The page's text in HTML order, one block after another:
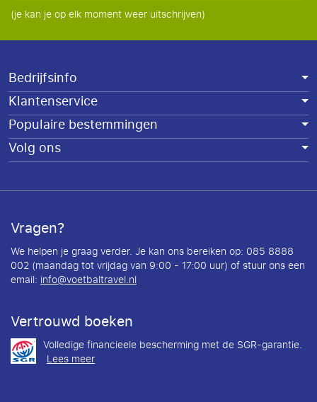
(je kan je op elk moment weer uitschrijven)
Bedrijfsinfo
Klantenservice
Populaire bestemmingen
Volg ons
Vragen?
We helpen je graag verder. Je kan ons bereiken op: 085 8888
002 (maandag tot vrijdag van 9:00 - 17:00 uur) of stuur ons een
email: info@voetbaltravel.nl
Vertrouwd boeken
Volledige financieele bescherming met de SGR-garantie.
Lees meer